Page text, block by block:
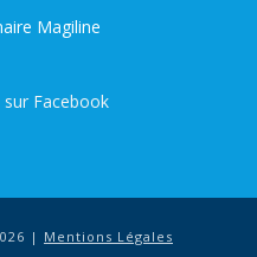
Magiline
sur Facebook
| Mentions Légales